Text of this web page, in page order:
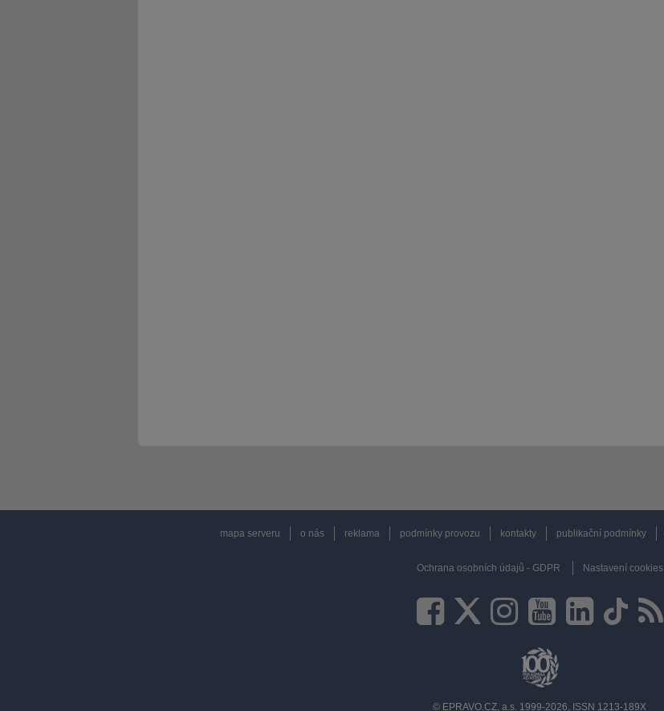
mapa serveru o nás reklama podmínky provozu kontakty publikační podmínky
Ochrana osobních údajů - GDPR Nastavení cookies
© EPRAVO.CZ, a.s. 1999-2026, ISSN 1213-189X